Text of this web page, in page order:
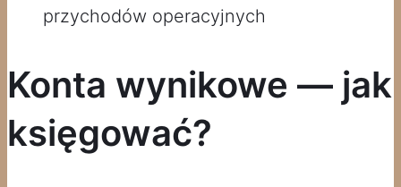
przychodów operacyjnych
Konta wynikowe — jak
księgować?